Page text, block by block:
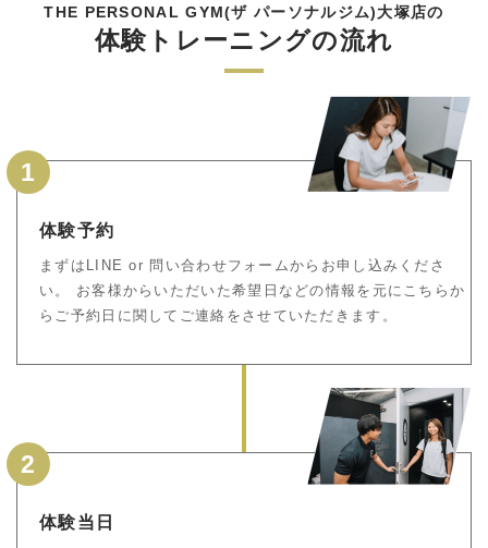
THE PERSONAL GYM(ザ パーソナルジム)大塚店の
体験トレーニングの流れ
1
体験予約
まずはLINE or 問い合わせフォームからお申し込みくださ
い。 お客様からいただいた希望日などの情報を元にこちらか
らご予約日に関してご連絡をさせていただきます。
2
体験当日